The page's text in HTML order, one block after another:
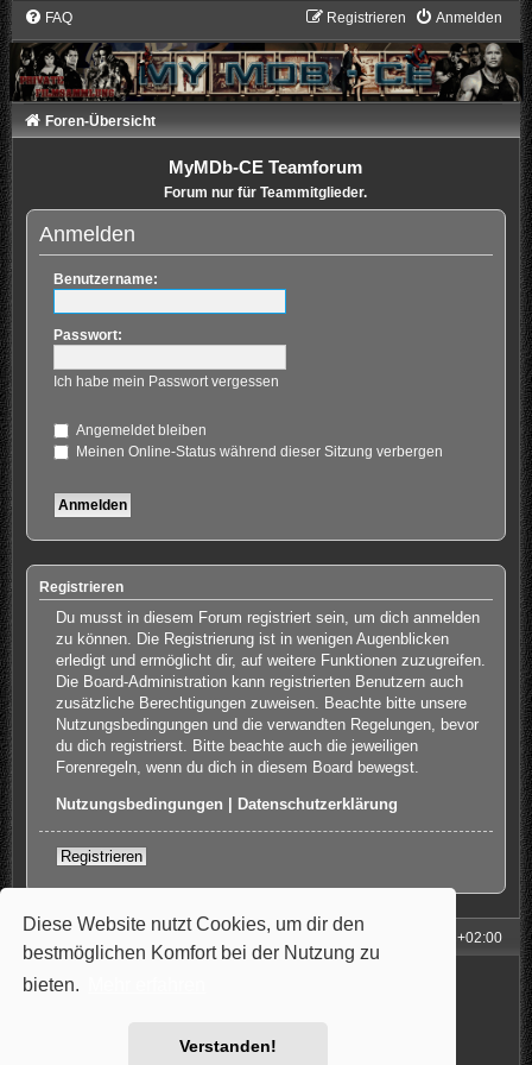
Diese Website nutzt Cookies, um dir den
bestmöglichen Komfort bei der Nutzung zu
bieten.
Verstanden!
FAQ Anmelden
Registrieren
Foren-Übersicht
MyMDb-CE Teamforum
Forum nur für Teammitglieder.
Anmelden
Benutzername:
Passwort:
Ich habe mein Passwort vergessen
Angemeldet bleiben
Meinen Online-Status während dieser Sitzung verbergen
Registrieren
Du musst in diesem Forum registriert sein, um dich anmelden
zu können. Die Registrierung ist in wenigen Augenblicken
erledigt und ermöglicht dir, auf weitere Funktionen zuzugreifen.
Die Board-Administration kann registrierten Benutzern auch
zusätzliche Berechtigungen zuweisen. Beachte bitte unsere
Nutzungsbedingungen und die verwandten Regelungen, bevor
du dich registrierst. Bitte beachte auch die jeweiligen
Forenregeln, wenn du dich in diesem Board bewegst.
Nutzungsbedingungen Datenschutzerklärung
Registrieren
UTC+02:00
Powered by
Style: Carbon by Joyce&Luna